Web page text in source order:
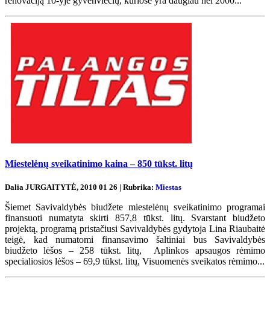
Miestelėnų sveikatinimo kaina – 850 tūkst. litų
Dalia JURGAITYTĖ, 2010 01 26 | Rubrika: Miestas
Šiemet Savivaldybės biudžete miestelėnų sveikatinimo programai
finansuoti numatyta skirti 857,8 tūkst. litų. Svarstant biudžeto
projektą, programą pristačiusi Savivaldybės gydytoja Lina Riaubaitė
teigė, kad numatomi finansavimo šaltiniai bus Savivaldybės
biudžeto lėšos – 258 tūkst. litų, Aplinkos apsaugos rėmimo
specialiosios lėšos – 69,9 tūkst. litų, Visuomenės sveikatos rėmimo...